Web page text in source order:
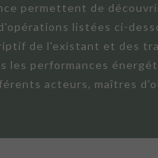
permettent de
listées ci-
de l'existant et des
les performances
acteurs, maîtres